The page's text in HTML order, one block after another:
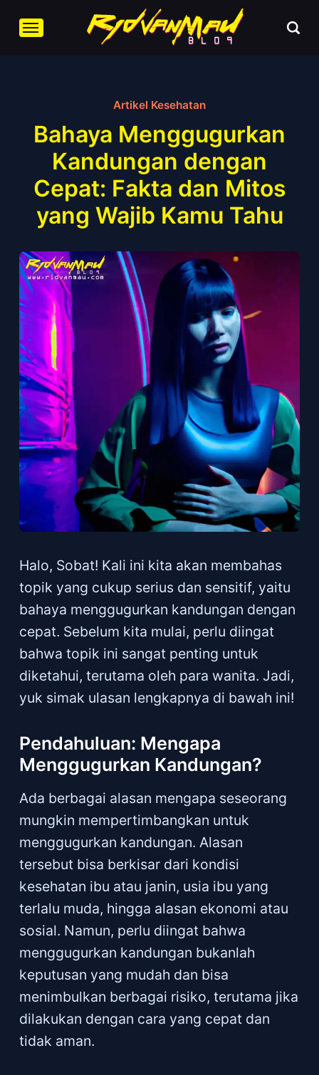
Artikel Kesehatan
Bahaya Menggugurkan
Kandungan dengan
Cepat: Fakta dan Mitos
yang Wajib Kamu Tahu
Halo, Sobat! Kali ini kita akan membahas
topik yang cukup serius dan sensitif, yaitu
bahaya menggugurkan kandungan dengan
cepat. Sebelum kita mulai, perlu diingat
bahwa topik ini sangat penting untuk
diketahui, terutama oleh para wanita. Jadi,
yuk simak ulasan lengkapnya di bawah ini!
Pendahuluan: Mengapa
Menggugurkan Kandungan?
Ada berbagai alasan mengapa seseorang
mungkin mempertimbangkan untuk
menggugurkan kandungan. Alasan
tersebut bisa berkisar dari kondisi
kesehatan ibu atau janin, usia ibu yang
terlalu muda, hingga alasan ekonomi atau
sosial. Namun, perlu diingat bahwa
menggugurkan kandungan bukanlah
keputusan yang mudah dan bisa
menimbulkan berbagai risiko, terutama jika
dilakukan dengan cara yang cepat dan
tidak aman.